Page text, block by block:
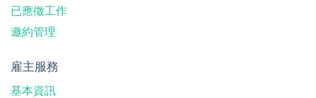
已應徵工作
邀約管理
雇主服務
基本資訊